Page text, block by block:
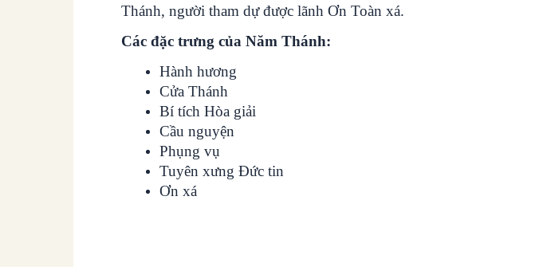
Thánh, người tham dự được lãnh Ơn Toàn xá.
Các đặc trưng của Năm Thánh:
Hành hương
Cửa Thánh
Bí tích Hòa giải
Cầu nguyện
Phụng vụ
Tuyên xưng Đức tin
Ơn xá